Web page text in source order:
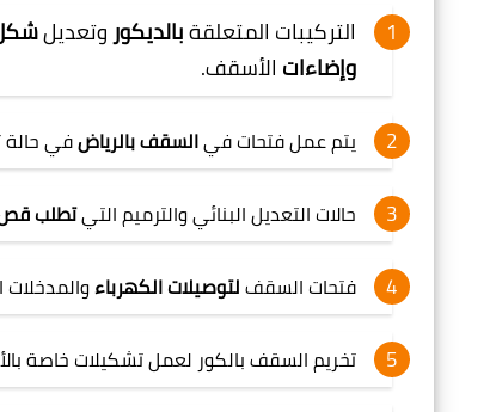
التركيبات المتعلقةبالديكور وتعديل
وإضاءات الأسقف.
يتم عمل فتحات فيالسقف بالرياضفي حالة
حالات التعديل البنائي والترميم التيتطلب
فتحات السقفلتوصيلات الكهرباءوالمدخلات
تخريم السقف بالكور لعمل تشكيلات خاصة